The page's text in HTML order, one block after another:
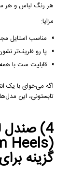
هر رنگ لباس و هر
مزایا:
مناسب استایل
پا رو ظریف‌تر
قابلیت ست با
اگه می‌خوای با یک
تابستونی، این
4) صندل
گزینه